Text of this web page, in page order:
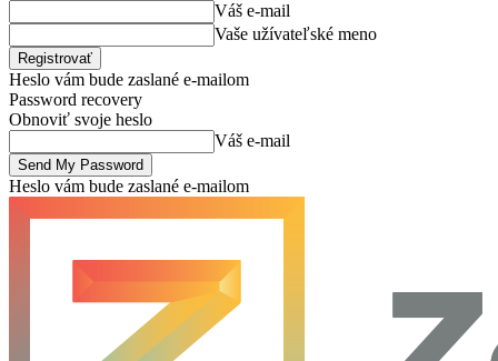
Váš e-mail
Vaše užívateľské meno
Heslo vám bude zaslané e-mailom
Password recovery
Obnoviť svoje heslo
Váš e-mail
Heslo vám bude zaslané e-mailom